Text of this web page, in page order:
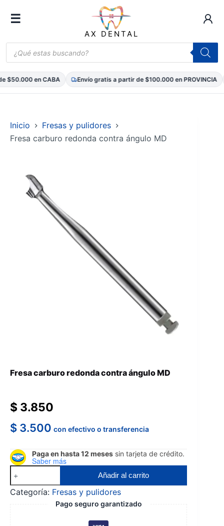
☰
AX DENTAL
Búsqueda
de
productos
en CABA Envío gratis a partir de $100.000 en PROVINCIA
contenido
Inicio
Fresas y pulidores
Fresa carburo redonda contra ángulo MD
Fresa carburo redonda contra ángulo MD
$ 3.850
$ 3.500 con efectivo o transferencia
Paga en hasta 12 meses sin tarjeta de crédito.
Saber más
carburo
redonda
Añadir al carrito
Categoría: Fresas y pulidores
Pago seguro garantizado